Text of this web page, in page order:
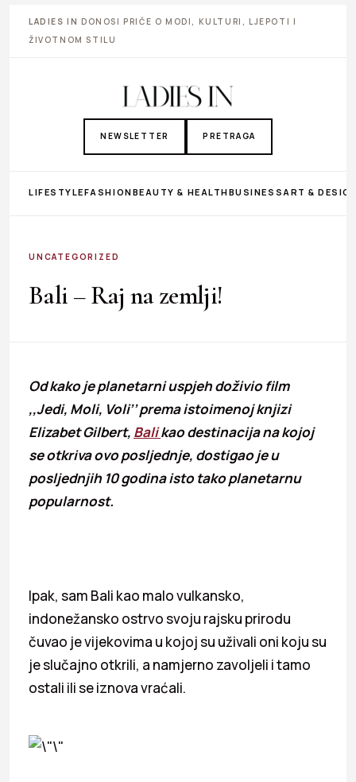
LADIES IN DONOSI PRIČE O MODI, KULTURI, LJEPOTI I
ŽIVOTNOM STILU
NEWSLETTER PRETRAGA
LIFESTYLEFASHIONBEAUTY & HEALTHBUSINESS ART &
UNCATEGORIZED
Bali – Raj na zemlji!
Od kako je planetarni uspjeh doživio film
,,Jedi, Moli, Voli’’ prema istoimenoj knjizi
Elizabet Gilbert, Balikao destinacija na kojoj
se otkriva ovo posljednje, dostigao je u
posljednjih 10 godina isto tako planetarnu
popularnost.
Ipak, sam Bali kao malo vulkansko,
indonežansko ostrvo svoju rajsku prirodu
čuvao je vijekovima u kojoj su uživali oni koju su
je slučajno otkrili, a namjerno zavoljeli i tamo
ostali ili se iznova vraćali.